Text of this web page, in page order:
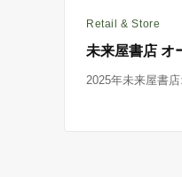
Retail & Store
未来屋書店 オ
2025年未来屋書